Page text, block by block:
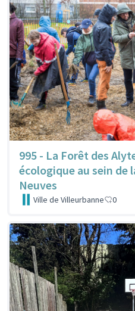
995 - La Forêt des
écologique au sein de
Neuves
Ville de Villeurbanne 0